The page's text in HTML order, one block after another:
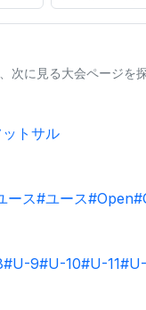
次に見る大会ページを探
トサル
ース#ユース#Open
#U-9#U-10#U-11